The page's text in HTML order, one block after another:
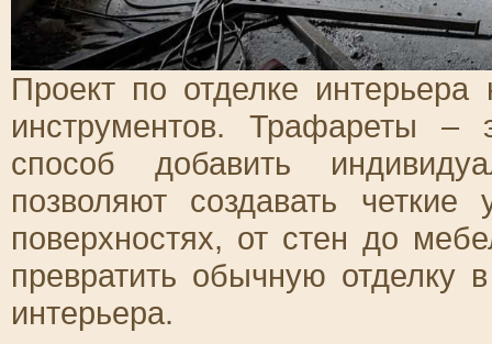
Проект по отделке
инструментов. Трафареты –
способ добавить
позволяют создавать
поверхностях, от стен до
превратить обычную отделку
интерьера.